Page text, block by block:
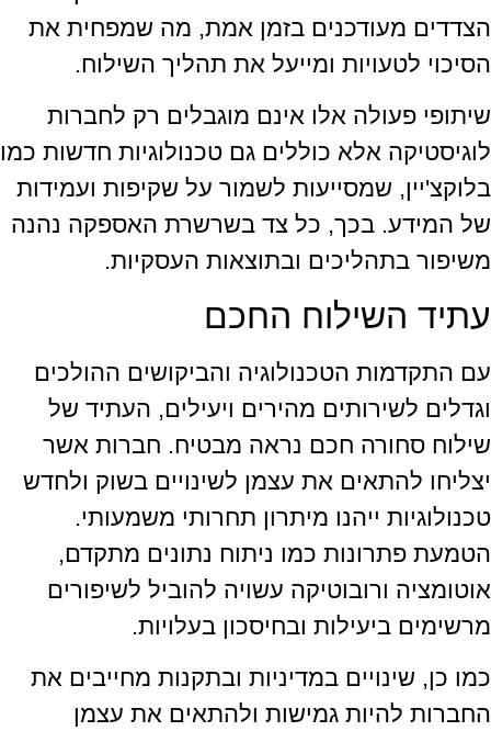
הצדדים מעודכנים בזמן אמת, מה שמפחית את
הסיכוי לטעויות ומייעל את תהליך השילוח.
שיתופי פעולה אלו אינם מוגבלים רק לחברות
לוגיסטיקה אלא כוללים גם טכנולוגיות חדשות כמו
בלוקצ'יין, שמסייעות לשמור על שקיפות ועמידות
של המידע. בכך, כל צד בשרשרת האספקה נהנה
משיפור בתהליכים ובתוצאות העסקיות.
עתיד השילוח החכם
עם התקדמות הטכנולוגיה והביקושים ההולכים
וגדלים לשירותים מהירים ויעילים, העתיד של
שילוח סחורה חכם נראה מבטיח. חברות אשר
יצליחו להתאים את עצמן לשינויים בשוק ולחדש
טכנולוגיות ייהנו מיתרון תחרותי משמעותי.
הטמעת פתרונות כמו ניתוח נתונים מתקדם,
אוטומציה ורובוטיקה עשויה להוביל לשיפורים
מרשימים ביעילות ובחיסכון בעלויות.
כמו כן, שינויים במדיניות ובתקנות מחייבים את
החברות להיות גמישות ולהתאים את עצמן